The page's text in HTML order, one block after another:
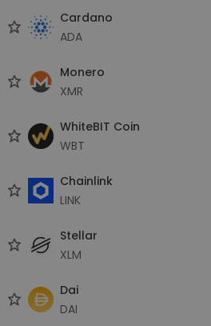
Cardano
ADA
Monero
XMR
WhiteBIT Coin
WBT
Chainlink
LINK
Stellar
XLM
Dai
DAI